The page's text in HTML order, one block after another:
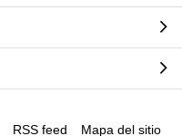
RSS feed Mapa del sitio